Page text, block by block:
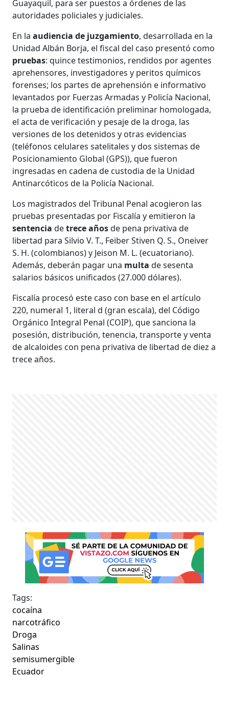
Guayaquil, para ser puestos a órdenes de las
autoridades policiales y judiciales.
En laaudiencia de juzgamiento, desarrollada en la
Unidad Albán Borja, el fiscal del caso presentó como
pruebas: quince testimonios, rendidos por agentes
aprehensores, investigadores y peritos químicos
forenses; los partes de aprehensión e informativo
levantados por Fuerzas Armadas y Policía Nacional,
la prueba de identificación preliminar homologada,
el acta de verificación y pesaje de la droga, las
versiones de los detenidos y otras evidencias
(teléfonos celulares satelitales y dos sistemas de
Posicionamiento Global (GPS)), que fueron
ingresadas en cadena de custodia de la Unidad
Antinarcóticos de la Policía Nacional.
Los magistrados del Tribunal Penal acogieron las
pruebas presentadas por Fiscalía y emitieron la
sentenciadetrece añosde pena privativa de
libertad para Silvio V. T., Feiber Stiven Q. S., Oneiver
S. H. (colombianos) y Jeison M. L. (ecuatoriano).
Además, deberán pagar una multade sesenta
salarios básicos unificados (27.000 dólares).
Fiscalía procesó este caso con base en el artículo
220, numeral 1, literal d (gran escala), del Código
Orgánico Integral Penal (COIP), que sanciona la
posesión, distribución, tenencia, transporte y venta
de alcaloides con pena privativa de libertad de diez a
trece años.
Tags:
cocaína
narcotráfico
Droga
Salinas
semisumergible
Ecuador